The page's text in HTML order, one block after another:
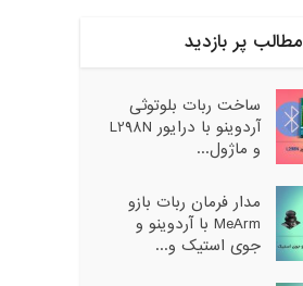
مطالب پر بازدید
ساخت ربات بلوتوثی
آردوینو با درایور L298N
و ماژول...
مدار فرمان ربات بازو
MeArm با آردوینو و
جوی استیک و...